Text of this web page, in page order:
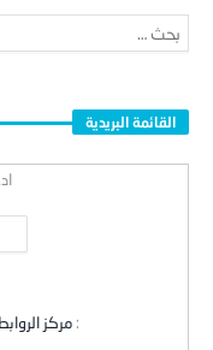
القائمة البريدية
: مركز